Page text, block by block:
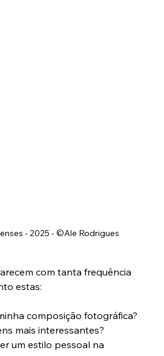
com tanta frequência
composição fotográfica?
mais interessantes?